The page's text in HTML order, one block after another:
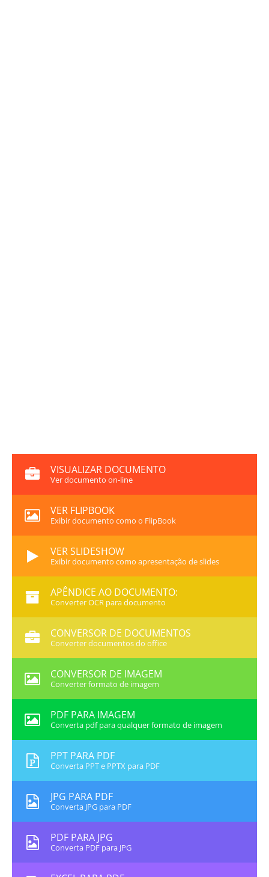
VISUALIZAR DOCUMENTO
Ver documento on-line
VER FLIPBOOK
Exibir documento como o FlipBook
VER SLIDESHOW
Exibir documento como apresentação de slides
APÊNDICE AO DOCUMENTO:
Converter OCR para documento
CONVERSOR DE DOCUMENTOS
Converter documentos do office
CONVERSOR DE IMAGEM
Converter formato de imagem
PDF PARA IMAGEM
Converta pdf para qualquer formato de imagem
PPT PARA PDF
Converta PPT e PPTX para PDF
JPG PARA PDF
Converta JPG para PDF
PDF PARA JPG
Converta PDF para JPG